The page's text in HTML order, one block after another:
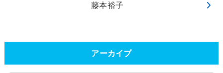
藤本裕子
アーカイブ